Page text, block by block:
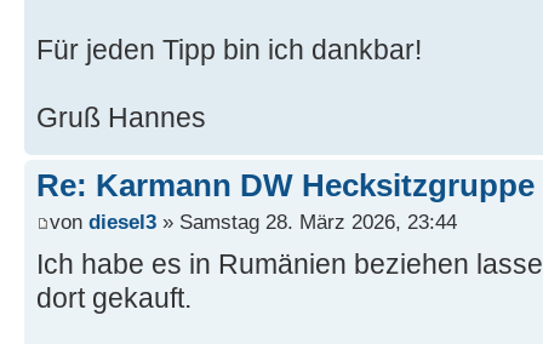
Für jeden Tipp bin ich dankbar!
Gruß Hannes
Re: Karmann DW
von diesel3 » Samstag 28. März 2026, 23:44
Ich habe es in Rumänien beziehen
dort gekauft.